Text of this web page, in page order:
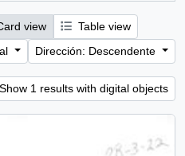
view
Table view
Dirección: Descendente
Show 1 results with digital objects